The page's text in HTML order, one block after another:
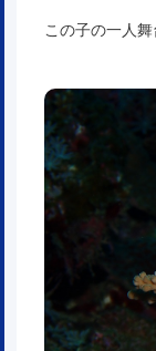
この子の一人